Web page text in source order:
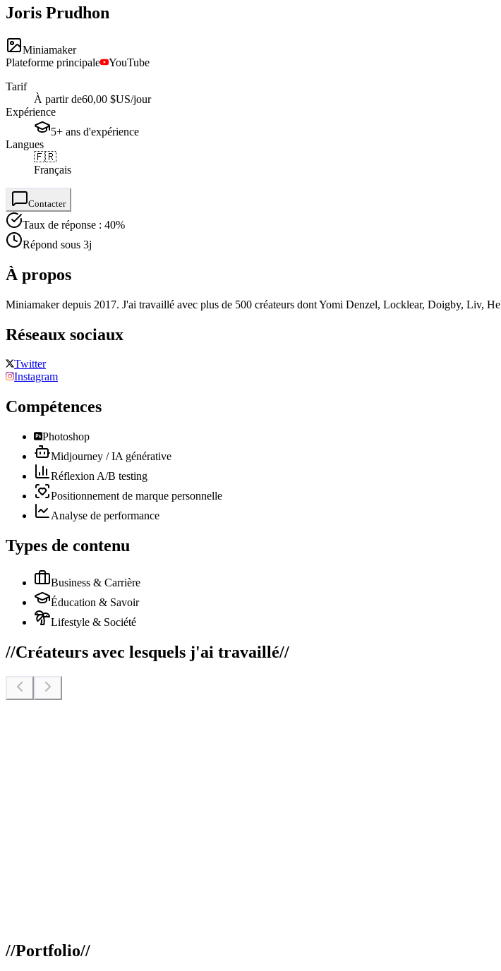
Joris Prudhon
Miniamaker
Plateforme principale
YouTube
Tarif
À partir de60,00 $US/jour
Expérience
5+ ans d'expérience
Langues
🇫🇷
Français
Contacter
Taux de réponse : 40%
Répond sous 3j
À propos
Miniamaker depuis 2017. J'ai travaillé avec plus de 500 créateurs dont Yomi Denzel, Locklear, Doigby, Liv,
Réseaux sociaux
Twitter
Instagram
Compétences
Photoshop
Midjourney / IA générative
Réflexion A/B testing
Positionnement de marque personnelle
Analyse de performance
Types de contenu
Business & Carrière
Éducation & Savoir
Lifestyle & Société
//Créateurs avec lesquels j'ai travaillé//
//Portfolio//